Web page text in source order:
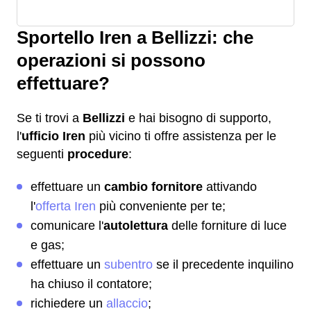
Sportello Iren a Bellizzi: che
operazioni si possono
effettuare?
Se ti trovi a Bellizzi e hai bisogno di supporto,
l'ufficio Iren più vicino ti offre assistenza per le
seguenti procedure:
effettuare un cambio fornitore attivando
l'offerta Iren più conveniente per te;
comunicare l'autolettura delle forniture di luce
e gas;
effettuare un subentro se il precedente inquilino
ha chiuso il contatore;
richiedere un allaccio;